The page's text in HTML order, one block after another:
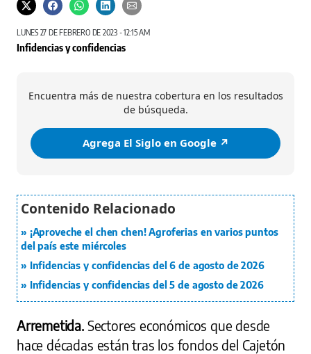
LUNES 27 DE FEBRERO DE 2023 - 12:15 AM
Infidencias y confidencias
Encuentra más de nuestra cobertura en los resultados
de búsqueda.
Agrega El Siglo en Google ↗️
¡Aproveche el chen chen! Agroferias en varios puntos
del país este miércoles
Infidencias y confidencias del 6 de agosto de 2026
Infidencias y confidencias del 5 de agosto de 2026
Arremetida. Sectores económicos que desde
hace décadas están tras los fondos del Cajetón